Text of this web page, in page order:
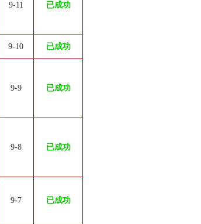
9-11 已成功
9-10 已成功
9-9 已成功
9-8 已成功
9-7 已成功